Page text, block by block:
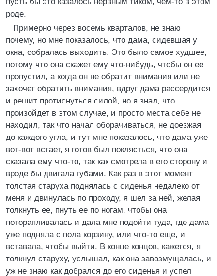
роде.
Примерно через восемь кварталов, не знаю
почему, но мне показалось, что дама, сидевшая у
окна, собралась выходить. Это было самое худшее,
потому что она скажет ему что-нибудь, чтобы он ее
пропустил, а когда он не обратит внимания или не
захочет обратить внимания, вдруг дама рассердится
и решит протиснуться силой, но я знал, что
произойдет в этом случае, и просто места себе не
находил, так что начал оборачиваться, не доезжая
до каждого угла, и тут мне показалось, что дама уже
вот-вот встает, я готов был поклясться, что она
сказала ему что-то, так как смотрела в его сторону и
вроде бы двигала губами. Как раз в этот момент
толстая старуха поднялась с сиденья недалеко от
меня и двинулась по проходу, я шел за ней, желая
толкнуть ее, пнуть ее по ногам, чтобы она
поторапливалась и дала мне подойти туда, где дама
уже подняла с пола корзину, или что-то еще, и
вставала, чтобы выйти. В конце концов, кажется, я
толкнул старуху, услышал, как она завозмущалась, и
уж не знаю как добрался до его сиденья и успел